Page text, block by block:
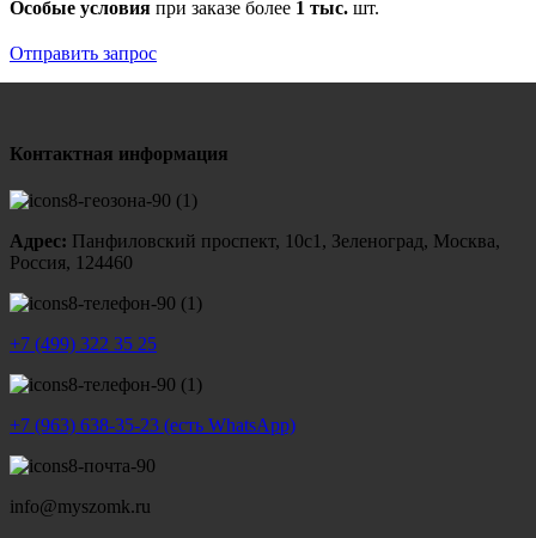
Особые условия при заказе более 1 тыс. шт.
Отправить запрос
Контактная информация
Адрес: Панфиловский проспект, 10с1, Зеленоград, Москва,
Россия, 124460
+7 (499) 322 35 25
+7 (963) 638-35-23 (есть WhatsApp)
info@myszomk.ru